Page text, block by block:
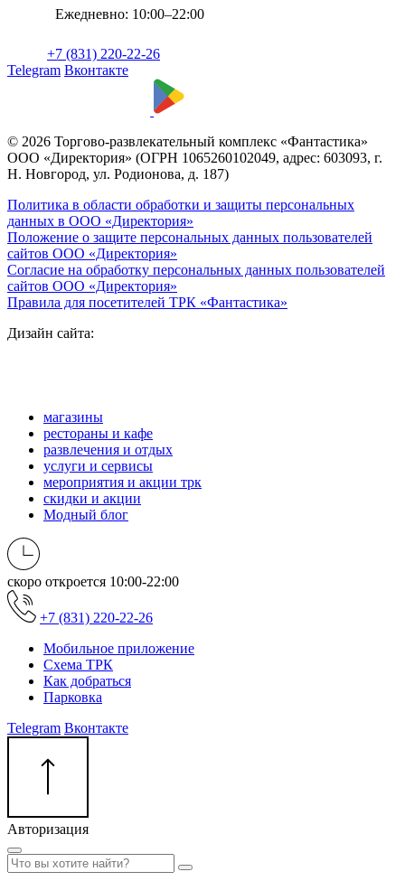
Ежедневно: 10:00–22:00
+7 (831) 220-22-26
Telegram Вконтакте
© 2026 Торгово-развлекательный комплекс «Фантастика»
ООО «Директория» (ОГРН 1065260102049, адрес: 603093, г.
Н. Новгород, ул. Родионова, д. 187)
Политика в области обработки и защиты персональных
данных в ООО «Директория»
Положение о защите персональных данных пользователей
сайтов ООО «Директория»
Согласие на обработку персональных данных пользователей
сайтов ООО «Директория»
Правила для посетителей ТРК «Фантастика»
Дизайн сайта:
магазины
рестораны и кафе
развлечения и отдых
услуги и сервисы
мероприятия и акции трк
скидки и акции
Модный блог
скоро откроется 10:00-22:00
+7 (831) 220-22-26
Мобильное приложение
Схема ТРК
Как добраться
Парковка
Telegram Вконтакте
Авторизация